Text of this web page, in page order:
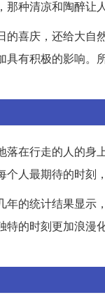
种清凉和陶醉让人
喜庆，还给大
有积极的影响。
在行走的人的
人最期待的时刻
的统计结果显示
的时刻更加浪